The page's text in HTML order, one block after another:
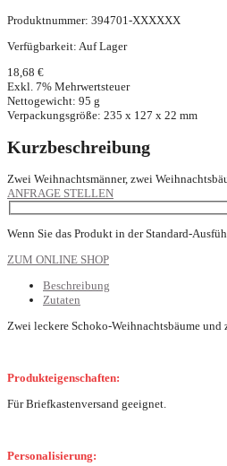
Produktnummer: 394701-XXXXXX
Verfügbarkeit: Auf Lager
18,68 €
Exkl. 7% Mehrwertsteuer
Nettogewicht: 95 g
Verpackungsgröße: 235 x 127 x 22 mm
Kurzbeschreibung
Zwei Weihnachtsmänner, zwei
ANFRAGE STELLEN
Wenn Sie das Produkt in der Standard-
ZUM ONLINE SHOP
Beschreibung
Zutaten
Zwei leckere Schoko-Weihnachtsbäume
Produkteigenschaften:
Für Briefkastenversand geeignet.
Personalisierung: